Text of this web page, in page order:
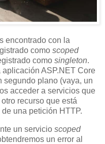
encontrado con la
como scoped
como singleton.
ASP.NET Core
segundo plano (vaya, un
acceder a servicios que
recurso que está
una petición HTTP.
un servicio scoped
un error al